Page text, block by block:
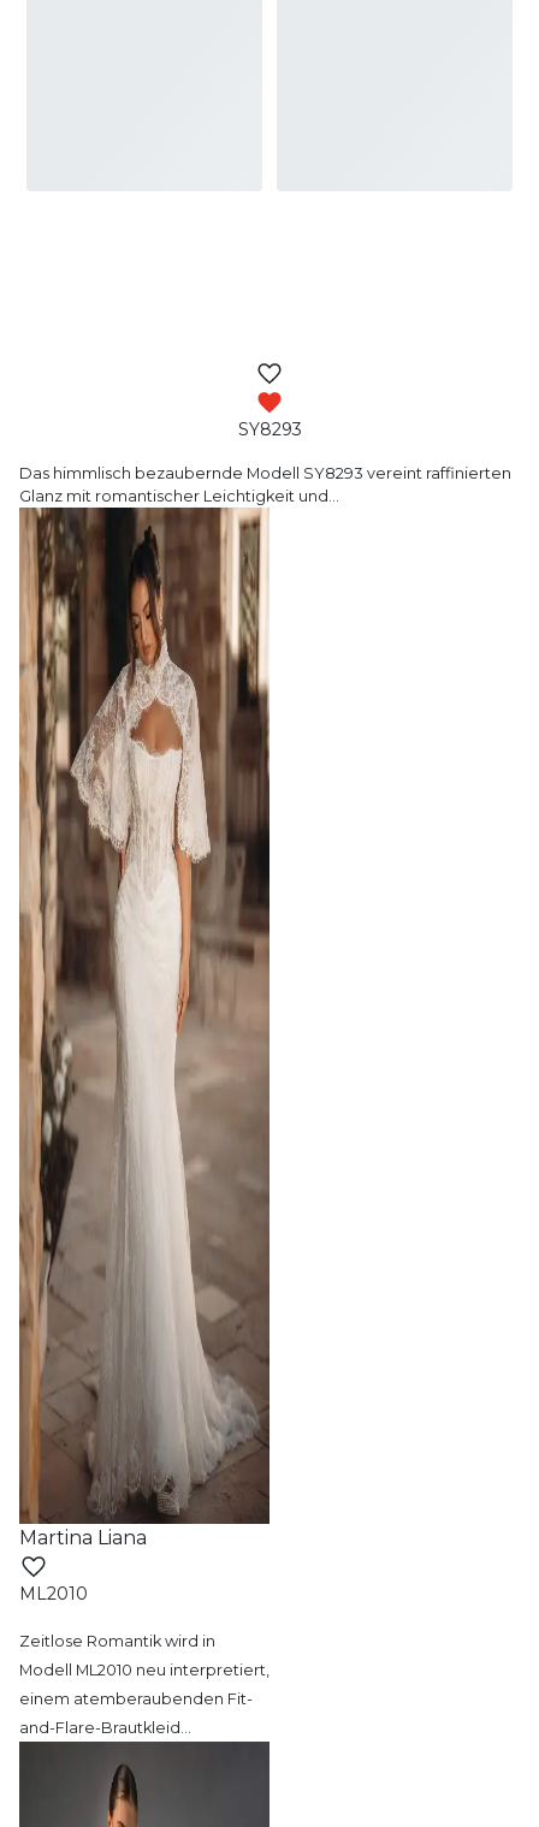
SY8293
Das himmlisch bezaubernde Modell SY8293 vereint raffinierten
Glanz mit romantischer Leichtigkeit und
Martina Liana
ML2010
Zeitlose Romantik wird in
Modell ML2010 neu interpretiert,
einem atemberaubenden Fit-
and-Flare-Brautkleid